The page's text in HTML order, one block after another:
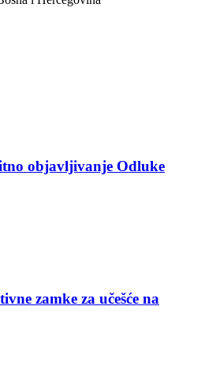
objavljivanje Odluke
zamke za učešće na